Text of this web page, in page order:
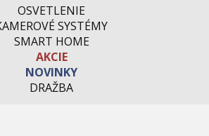
OSVETLENIE
SYSTÉMY
SMART HOME
AKCIE
NOVINKY
DRAŽBA